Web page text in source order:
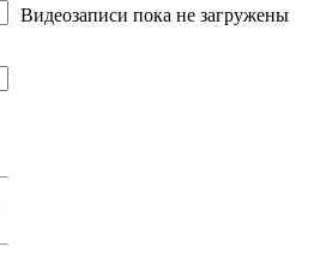
Видеозаписи пока не загружены